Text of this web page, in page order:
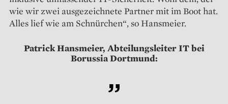
wie wir zwei ausgezeichnete Partner mit im Boot hat.
Alles lief wie am Schnürchen“, so Hansmeier.
Patrick Hansmeier, Abteilungsleiter IT bei
Borussia Dortmund: